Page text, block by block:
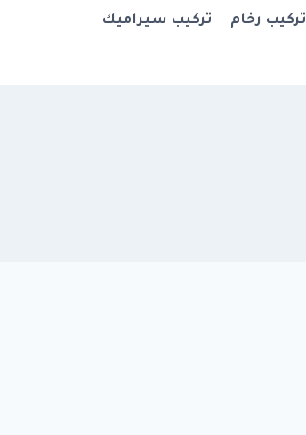
تركيب رخام تركيب سيراميك